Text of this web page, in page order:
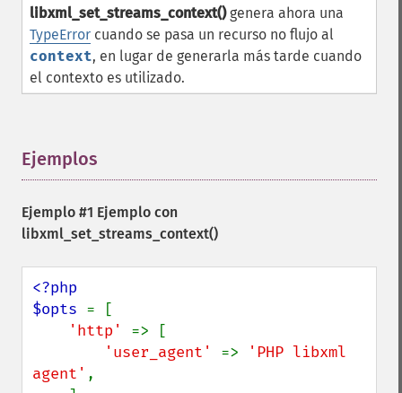
libxml_set_streams_context()genera ahora una
TypeError cuando se pasa un recurso no flujo al
context, en lugar de generarla más tarde cuando
el contexto es utilizado.
Ejemplos
Ejemplo #1 Ejemplo con
libxml_set_streams_context()
<?php
$opts = [
'http' => [
'user_agent' =>
'PHP libxml
agent' ,